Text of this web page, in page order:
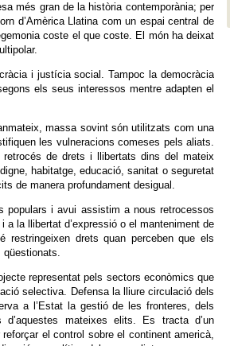
més gran de la història contemporània; per
d’Amèrica Llatina com un espai central de
coste el que coste. El món ha deixat
i justícia social. Tampoc la democràcia
els seus interessos mentre adapten el
massa sovint són utilitzats com una
les vulneracions comeses pels aliats.
de drets i llibertats dins del mateix
habitatge, educació, sanitat o seguretat
de manera profundament desigual.
i avui assistim a nous retrocessos
la llibertat d’expressió o el manteniment de
restringeixen drets quan perceben que els
qüestionats.
representat pels sectors econòmics que
selectiva. Defensa la lliure circulació dels
a l’Estat la gestió de les fronteres, dels
mateixes elits. Es tracta d’un
el control sobre el continent americà,